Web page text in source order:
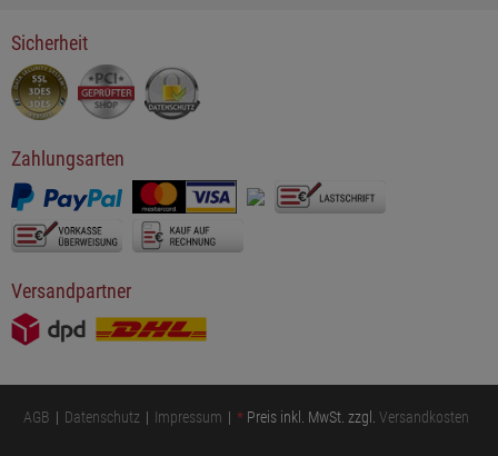
Sicherheit
Zahlungsarten
Versandpartner
AGB Datenschutz Impressum * Preis inkl. MwSt. zzgl. Versandkosten